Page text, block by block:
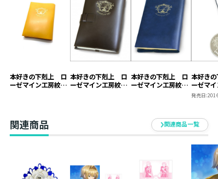
本好きの下剋上 ロ
ーゼマイン工房紋章
本好きの下剋上 ロ
ーゼマイン工房紋章
本好きの下剋上 ロ
ーゼマイン工房紋章
本好き
ーゼマ
キーホ
発売日:
関連商品 関連商品一覧